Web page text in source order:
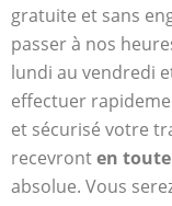
gratuite et sans
passer à nos
lundi au vendredi
effectuer
et sécurisé votre
recevronten
absolue. Vous